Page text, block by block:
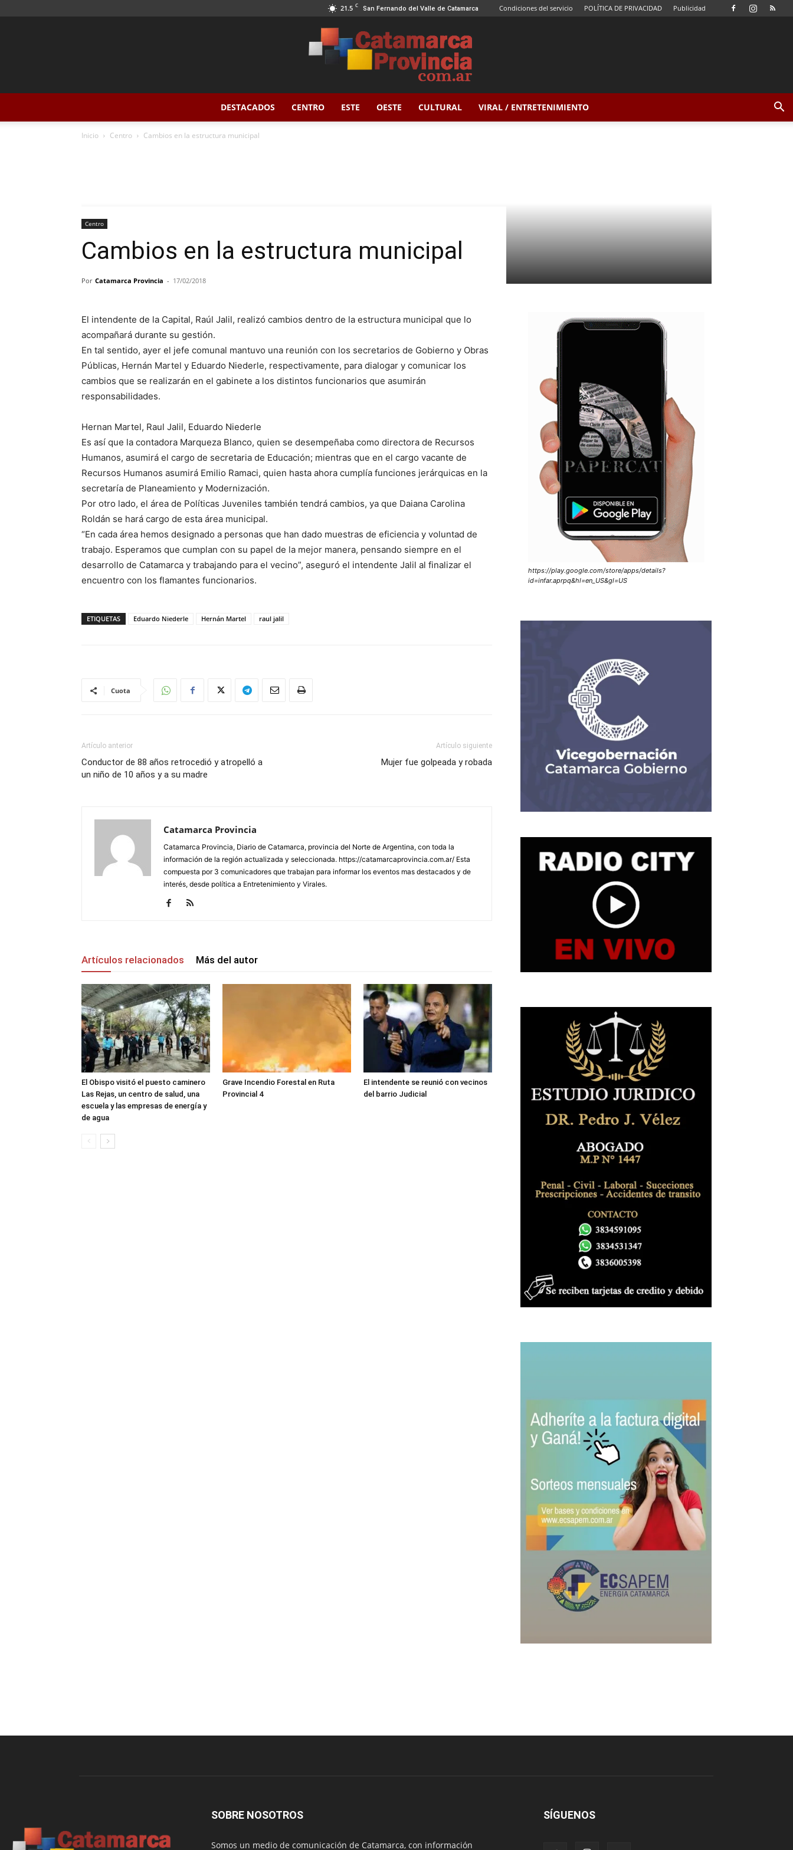
21.5 C San Fernando del Valle de Catamarca Condiciones del servicio POLÍTICA DE PRIVACIDAD Publicidad
Catamarca
DESTACADOS CENTRO ESTE OESTE CULTURAL VIRAL / ENTRETENIMIENTO
Inicio Centro Cambios en la estructura municipal
Centro
Cambios en la estructura municipal
Por Catamarca Provincia - 17/02/2018
El intendente de la Capital, Raúl Jalil, realizó cambios dentro de la estructura municipal que lo
acompañará durante su gestión.
En tal sentido, ayer el jefe comunal mantuvo una reunión con los secretarios de Gobierno y Obras
Públicas, Hernán Martel y Eduardo Niederle, respectivamente, para dialogar y comunicar los
cambios que se realizarán en el gabinete a los distintos funcionarios que asumirán
responsabilidades.
Hernan Martel, Raul Jalil, Eduardo Niederle
Es así que la contadora Marqueza Blanco, quien se desempeñaba como directora de Recursos
Humanos, asumirá el cargo de secretaria de Educación; mientras que en el cargo vacante de
Recursos Humanos asumirá Emilio Ramaci, quien hasta ahora cumplía funciones jerárquicas en la
secretaría de Planeamiento y Modernización.
Por otro lado, el área de Políticas Juveniles también tendrá cambios, ya que Daiana Carolina
Roldán se hará cargo de esta área municipal.
“En cada área hemos designado a personas que han dado muestras de eficiencia y voluntad de
trabajo. Esperamos que cumplan con su papel de la mejor manera, pensando siempre en el
desarrollo de Catamarca y trabajando para el vecino”, aseguró el intendente Jalil al finalizar el
encuentro con los flamantes funcionarios.
ETIQUETAS Eduardo Niederle Hernán Martel raul jalil
Cuota
Artículo anterior
Conductor de 88 años retrocedió y atropelló a
un niño de 10 años y a su madre
Artículo siguiente
Mujer fue golpeada y robada
Catamarca Provincia
Catamarca Provincia, Diario de Catamarca, provincia del Norte de Argentina, con toda la
información de la región actualizada y seleccionada. https://catamarcaprovincia.com.ar/ Esta
compuesta por 3 comunicadores que trabajan para informar los eventos mas destacados y de
interés, desde política a Entretenimiento y Virales.
Artículos relacionados Más del autor
El Obispo visitó el puesto caminero
Las Rejas, un centro de salud, una
escuela y las empresas de energía y
de agua
Grave Incendio Forestal en Ruta
Provincial 4
El intendente se reunió con vecinos
del barrio Judicial
https://play.google.com/store/apps/details?
id=infar.aprpq&hl=en_US&gl=US
SOBRE NOSOTROS
Somos un medio de comunicación de Catamarca, con información
SÍGUENOS